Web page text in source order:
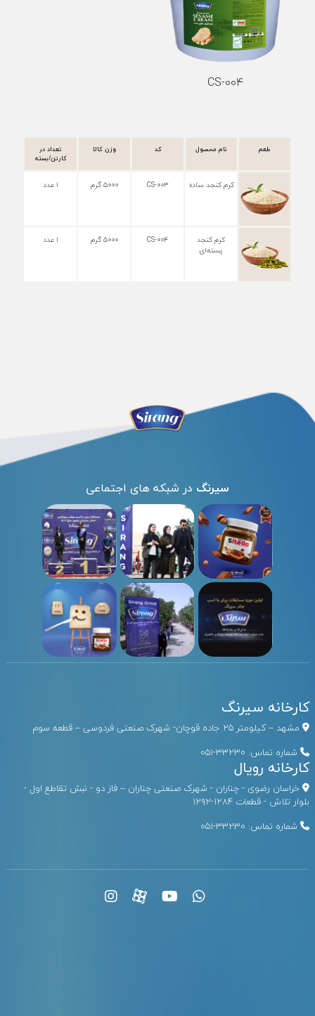
CS-004
طعم نام محصول کد وزن کالا
تعداد در
کارتن/بسته
کرم کنجد ساده CS-۰۰۳ ۵۰۰۰ گرم ۱ عدد
کرم کنجد
پسته‌ای
CS-۰۰۴ ۵۰۰۰ گرم ۱ عدد
سیرنگ در شبکه های اجتماعی
کارخانه سیرنگ
مشهد – کیلومتر ۲۵ جاده قوچان- شهرک صنعتی فردوسی – قطعه سوم
شماره تماس: 33230-051
کارخانه رویال
خراسان رضوی - چناران - شهرک صنعتی چناران – فاز دو - نبش تقاطع اول -
بلوار تلاش - قطعات ۱۲۸۴-۱۲۹۲
شماره تماس: 33230-051